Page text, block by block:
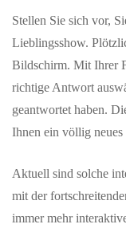
Stellen Sie sich vor,
Lieblingsshow.
Bildschirm. Mit Ihrer
richtige Antwort
geantwortet haben.
Ihnen ein völlig neues
Aktuell sind solche
mit der
immer mehr